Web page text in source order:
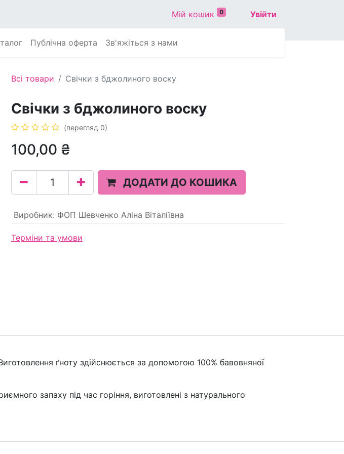
Мій кошик 0 Увійти
Публічна оферта Зв'яжіться з нами
Всі товари Свічки з бджолиного воску
Свічки з бджолиного воску
(перегляд 0)
100,00 ₴
ДОДАТИ ДО КОШИКА
Виробник: ФОП Шевченко Аліна Віталіївна
Терміни та умови
ґноту здійснюється за допомогою 100% бавовняної
запаху під час горіння, виготовлені з натурального